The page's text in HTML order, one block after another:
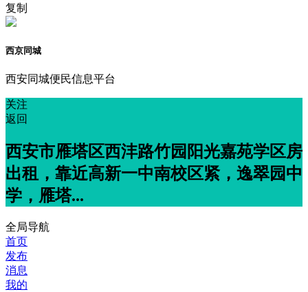
复制
西京同城
西安同城便民信息平台
关注
返回
西安市雁塔区西沣路竹园阳光嘉苑学区房
出租，靠近高新一中南校区紧，逸翠园中
学，雁塔...
全局导航
首页
发布
消息
我的